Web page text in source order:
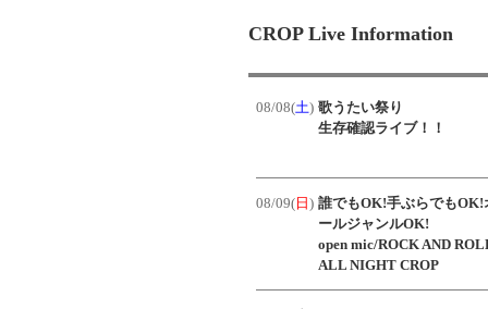
CROP Live Information
08/08(土) 歌うたい祭り
生存確認ライブ！！
08/09( 日 ) 誰でもOK!手ぶらでもOK!
ールジャンルOK!
open mic/ROCK AND
ALL NIGHT CROP